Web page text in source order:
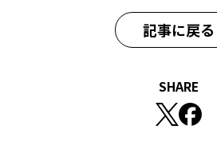
記事に戻る
SHARE